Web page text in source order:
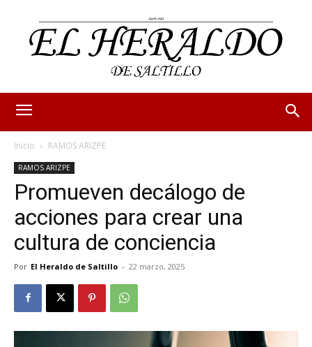
Inicio RAMOS ARIZPE
RAMOS ARIZPE
Promueven decálogo de
acciones para crear una
cultura de conciencia
Por El Heraldo de Saltillo - 22 marzo, 2025